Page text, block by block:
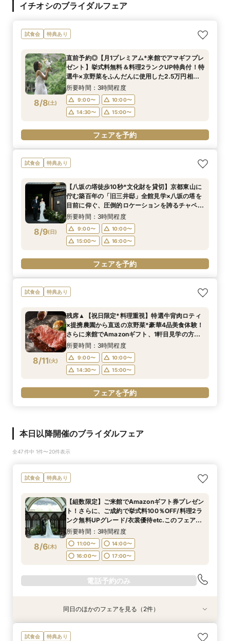
イチオシのブライダルフェア
試食会 特典あり
8/8(土)
直前予約◎【月1プレミアム*来館でアマギフプレ
ゼント】挙式料無料＆料理2ランクUP特典付！特
選牛×京野菜をふんだんに使用した2.5万円相当
の豪華4品ハーフコース無料試食付◎初めての見
学にオススメ◎
所要時間：3時間程度
9:00〜
10:00〜
14:30〜
15:00〜
フェアを予約
試食会 特典あり
8/9(日)
【八坂の塔徒歩10秒*文化財を貸切】京都東山に
佇む築百年の「旧三井邸」全館見学×八坂の塔を
目前に仰ぐ、圧倒的ロケーションを誇るチャペル
での入場体験◎さらに豪華4品試食付！
所要時間：3時間程度
9:00〜
10:00〜
15:00〜
16:00〜
フェアを予約
試食会 特典あり
8/11(火)
残席▲【祝日限定*料理重視】特選牛背肉ロティ
×提携農園から直送の京野菜*豪華4品美食体験！
さらに来館でAmazonギフト、1軒目見学の方は
ご成約で挙式料無料＆料理2ランクUP特典付◎
所要時間：3時間程度
9:00〜
10:00〜
14:30〜
15:00〜
フェアを予約
本日以降開催のブライダルフェア
全47件中 1件〜20件表示
試食会 特典あり
8/6(木)
【組数限定】ご来館でAmazonギフト券プレゼン
ト！さらに、ご成約で挙式料100％OFF/料理2ラ
ンク無料UPグレード/衣裳優待etc.このフェア限
定の特典付リニューアル記念フェア◎
所要時間：3時間程度
11:00〜
14:00〜
16:00〜
17:00〜
電話予約のみ
特典あり
【初見学でも安心】気軽に見学◎結婚式準備ス
特典あり
【少人数*おもてなし重視の方*必見】八坂の塔に
同日のほかのフェアを見る（2件）
試食会 特典あり